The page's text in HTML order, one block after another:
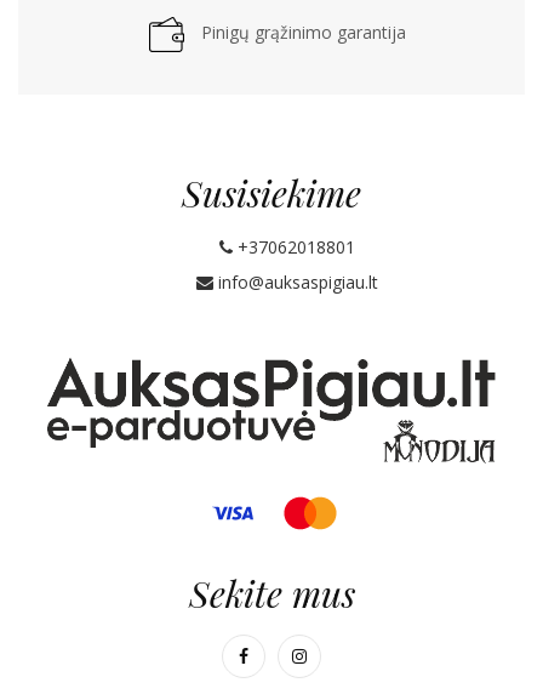
Pinigų grąžinimo garantija
Susisiekime
+37062018801
info@auksaspigiau.lt
Sekite mus